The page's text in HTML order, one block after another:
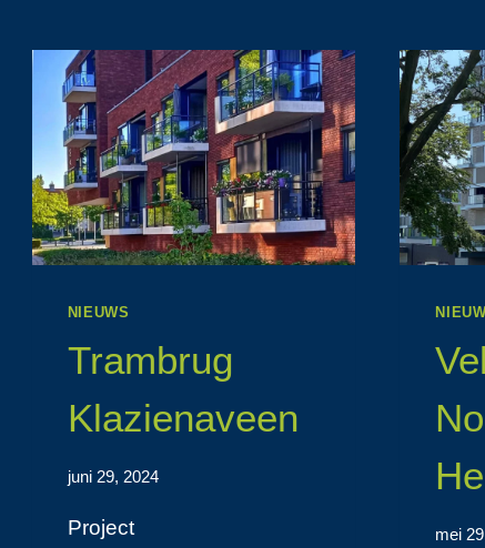
NIEUWS
Trambrug
Klazienaveen
juni 29, 2024
Project
mei